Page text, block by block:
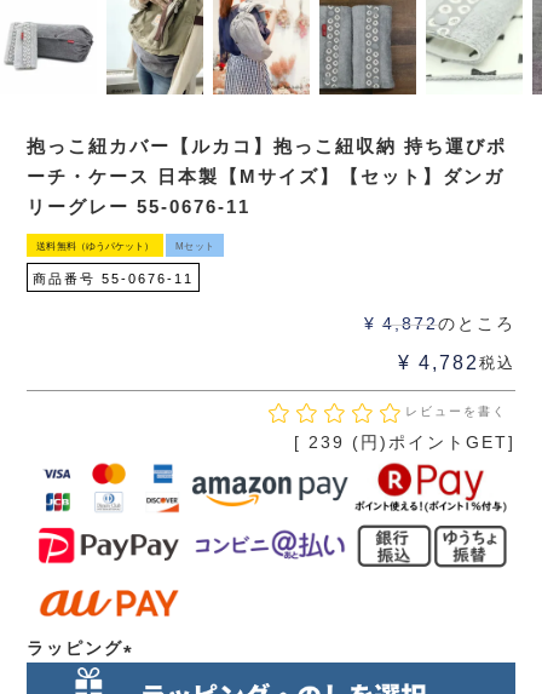
抱っこ紐カバー【ルカコ】抱っこ紐収納 持ち運びポ
ーチ・ケース 日本製【Mサイズ】【セット】ダンガ
リーグレー 55-0676-11
送料無料（ゆうパケット） Mセット
商品番号 55-0676-11
¥ 4,872のところ
¥ 4,782 税込
レビューを書く
[ 239 (円)ポイントGET]
ラッピング
(必